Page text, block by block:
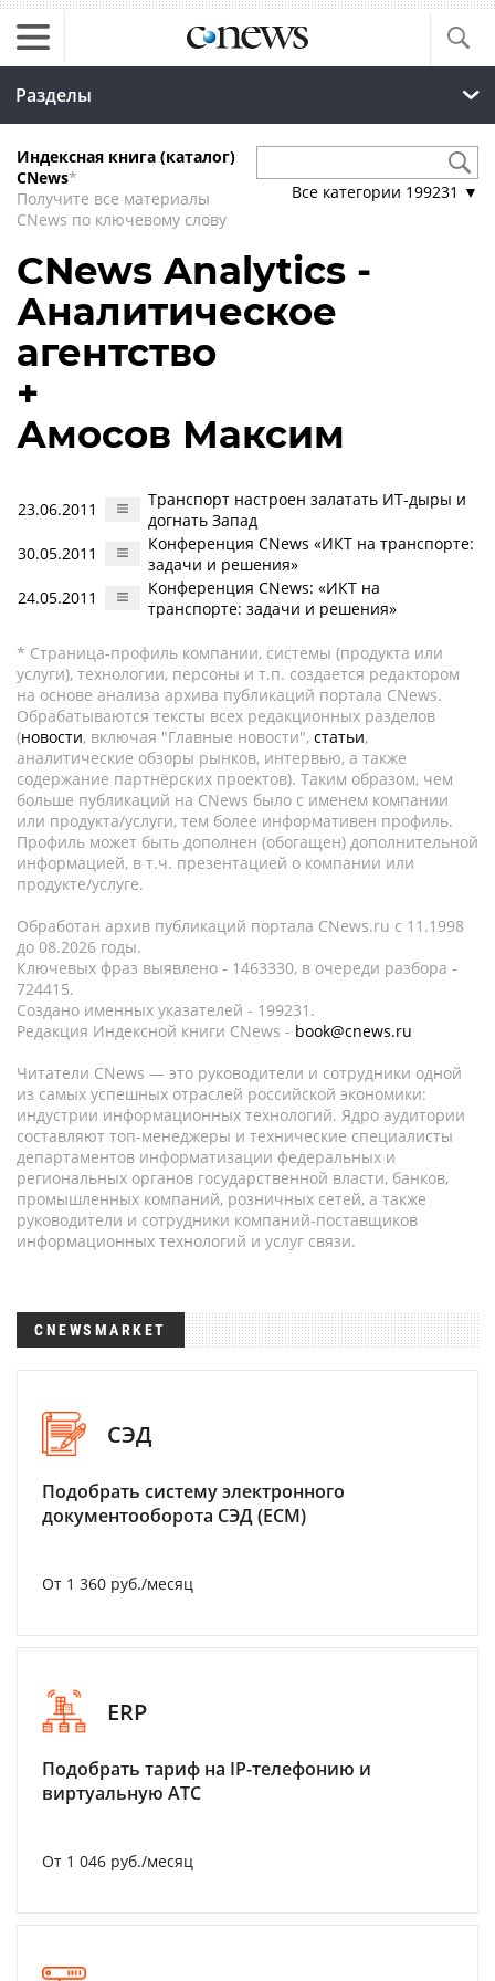
Разделы
Индексная книга (каталог)
CNews*
Получите все материалы
CNews по ключевому слову
Все категории 199231 ▼
CNews Analytics -
Аналитическое
агентство
+
Амосов Максим
23.06.2011
Транспорт настроен залатать ИТ-дыры и
догнать Запад
30.05.2011
Конференция CNews «ИКТ на транспорте:
задачи и решения»
24.05.2011
Конференция CNews: «ИКТ на
транспорте: задачи и решения»
* Страница-профиль компании, системы (продукта или
услуги), технологии, персоны и т.п. создается редактором
на основе анализа архива публикаций портала CNews.
Обрабатываются тексты всех редакционных разделов
(новости, включая "Главные новости", статьи,
аналитические обзоры рынков, интервью, а также
содержание партнёрских проектов). Таким образом, чем
больше публикаций на CNews было с именем компании
или продукта/услуги, тем более информативен профиль.
Профиль может быть дополнен (обогащен) дополнительной
информацией, в т.ч. презентацией о компании или
продукте/услуге.
Обработан архив публикаций портала CNews.ru c 11.1998
до 08.2026 годы.
Ключевых фраз выявлено - 1463330, в очереди разбора -
724415.
Создано именных указателей - 199231.
Редакция Индексной книги CNews - book@cnews.ru
Читатели CNews — это руководители и сотрудники одной
из самых успешных отраслей российской экономики:
индустрии информационных технологий. Ядро аудитории
составляют топ-менеджеры и технические специалисты
департаментов информатизации федеральных и
региональных органов государственной власти, банков,
промышленных компаний, розничных сетей, а также
руководители и сотрудники компаний-поставщиков
информационных технологий и услуг связи.
CNEWSMARKET
СЭД
Подобрать систему электронного
документооборота СЭД (ECM)
От 1 360 руб./месяц
ERP
Подобрать тариф на IP-телефонию и
виртуальную АТС
От 1 046 руб./месяц